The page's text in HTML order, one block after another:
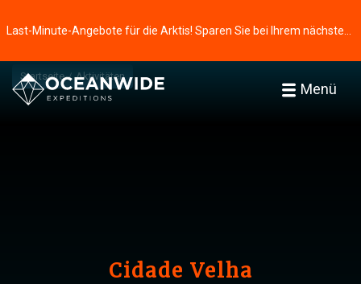
Menü
Startseite Aktivitäten
Cidade Velha